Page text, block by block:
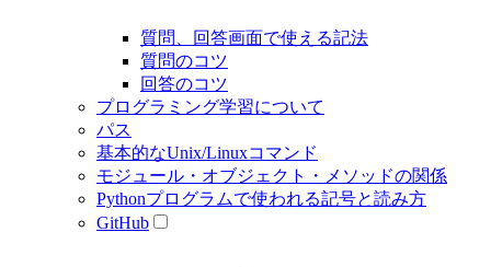
質問、回答画面で使える記法
質問のコツ
回答のコツ
プログラミング学習について
パス
基本的なUnix/Linuxコマンド
モジュール・オブジェクト・メソッドの関係
Pythonプログラムで使われる記号と読み方
GitHub